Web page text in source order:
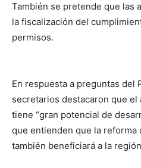
También se pretende que las
la fiscalización del
permisos.
En respuesta a preguntas del
secretarios destacaron que
tiene “gran potencial de
que entienden que la reforma
también beneficiará a la